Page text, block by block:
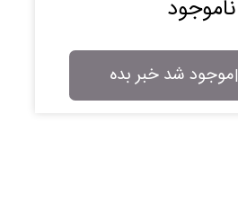
ناموجود
|موجود شد خبر بده